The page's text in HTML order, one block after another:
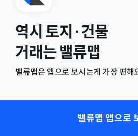
역시 토지·건물
거래는 밸류맵
밸류맵은 앱으로 보시는게 가장 편해
밸류맵 앱으로